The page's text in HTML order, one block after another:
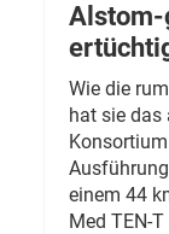
Alstom-
Wie die
hat sie das
einem 44
Med TEN-